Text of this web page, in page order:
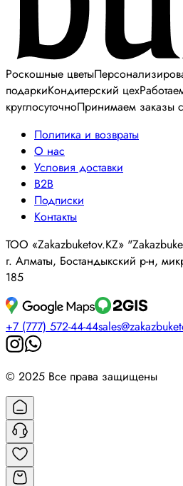
Роскошные цветы
подаркиКондитерский цех
круглосуточноПринимаем заказы
Политика и возвраты
О нас
Условия доставки
B2B
Подписки
Контакты
ТОО «Zakazbuketov.KZ»
г. Алматы, Бостандыкский р-н,
185
+7 (777) 572-44-44
© 2025 Все права защищены